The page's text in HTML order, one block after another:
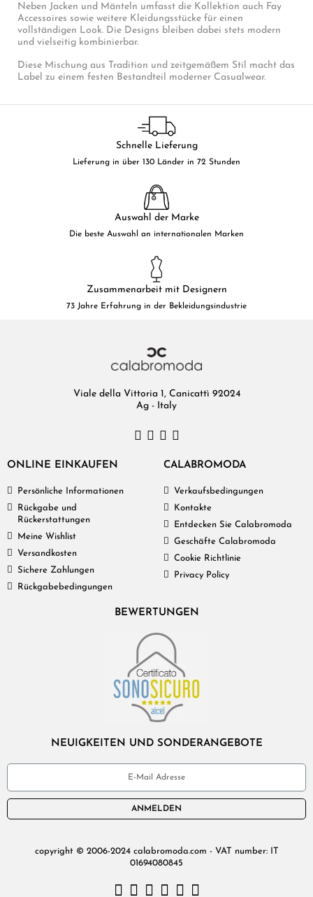
Neben Jacken und Mänteln umfasst die Kollektion auch Fay
Accessoires sowie weitere Kleidungsstücke für einen
vollständigen Look. Die Designs bleiben dabei stets modern
und vielseitig kombinierbar.
Diese Mischung aus Tradition und zeitgemäßem Stil macht das
Label zu einem festen Bestandteil moderner Casualwear.
Schnelle Lieferung
Lieferung in über 130 Länder in 72 Stunden
Auswahl der Marke
Die beste Auswahl an internationalen Marken
Zusammenarbeit mit Designern
73 Jahre Erfahrung in der Bekleidungsindustrie
Viale della Vittoria 1, Canicattì 92024
Ag - Italy
ONLINE EINKAUFEN
Persönliche Informationen
Rückgabe und
Rückerstattungen
Meine Wishlist
Versandkosten
Sichere Zahlungen
Rückgabebedingungen
CALABROMODA
Verkaufsbedingungen
Kontakte
Entdecken Sie Calabromoda
Geschäfte Calabromoda
Cookie Richtlinie
Privacy Policy
BEWERTUNGEN
NEUIGKEITEN UND SONDERANGEBOTE
ANMELDEN
copyright © 2006-2024 calabromoda.com - VAT number: IT
01694080845